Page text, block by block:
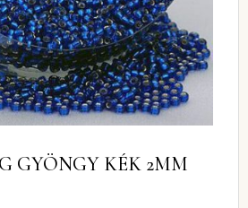
GYÖNGY KÉK 2MM